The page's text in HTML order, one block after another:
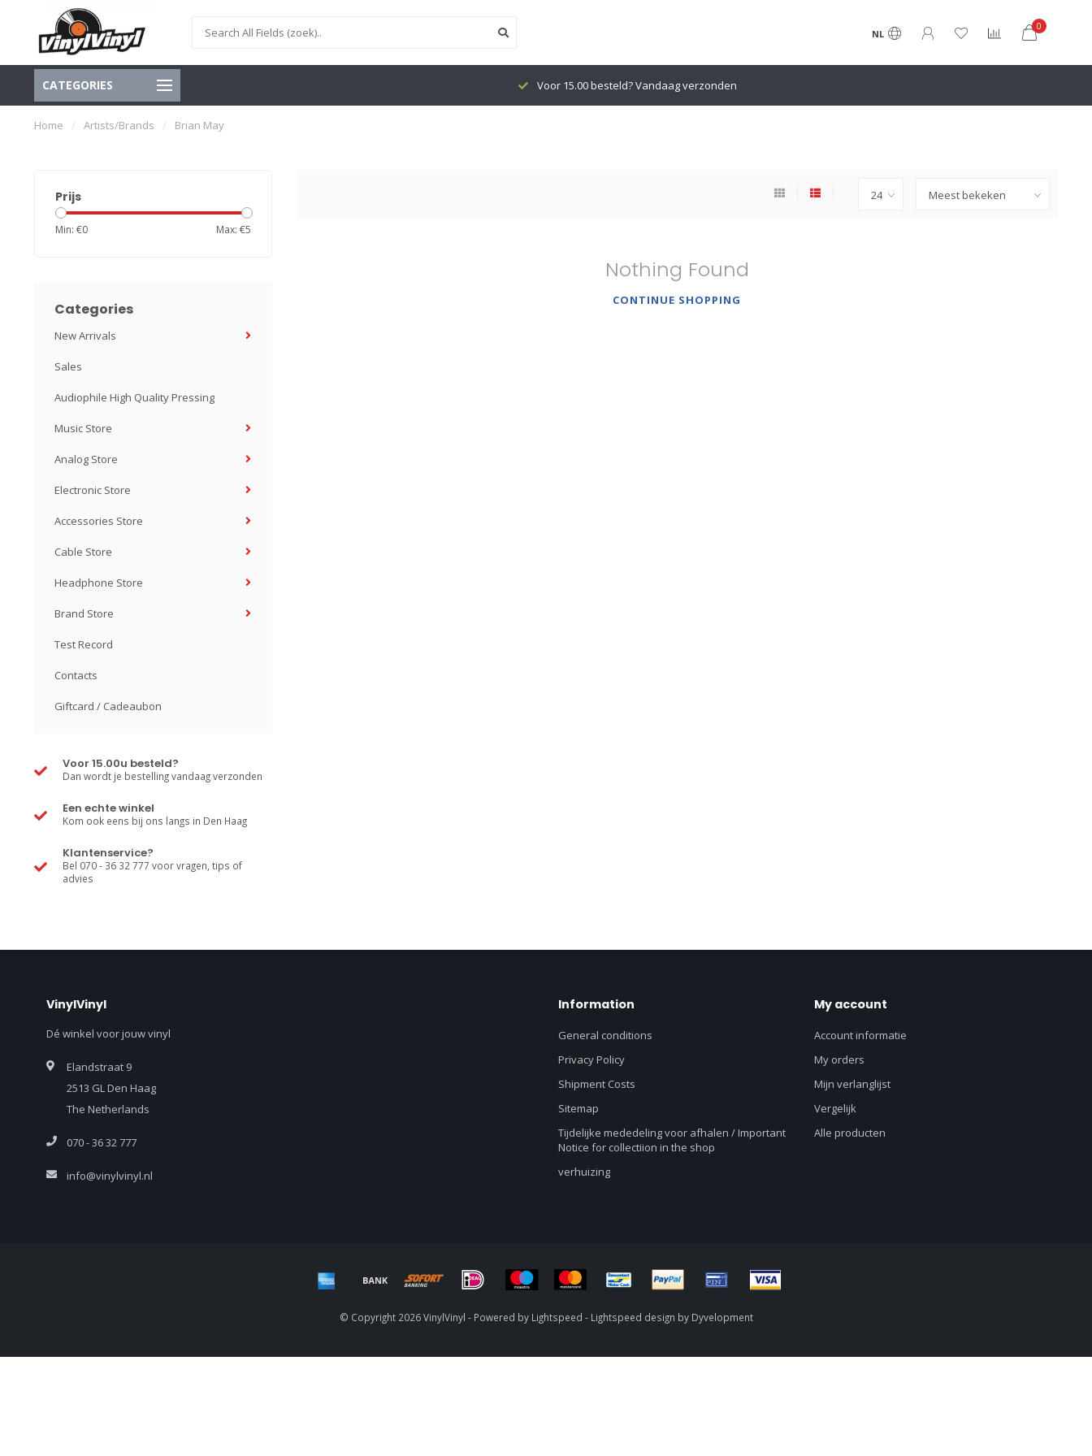
NL
0
CATEGORIES Voor 15.00 besteld? Vandaag verzonden
Home / Artists/Brands / Brian May
Prijs
Min: €0 Max: €5
Categories
New Arrivals
Sales
Audiophile High Quality Pressing
Music Store
Analog Store
Electronic Store
Accessories Store
Cable Store
Headphone Store
Brand Store
Test Record
Contacts
Giftcard / Cadeaubon
Voor 15.00u besteld?
Dan wordt je bestelling vandaag verzonden
Een echte winkel
Kom ook eens bij ons langs in Den Haag
Klantenservice?
Bel 070 - 36 32 777 voor vragen, tips of
advies
Nothing Found
CONTINUE SHOPPING
VinylVinyl
Dé winkel voor jouw vinyl
Elandstraat 9
2513 GL Den Haag
The Netherlands
070 - 36 32 777
info@vinylvinyl.nl
Information
General conditions
Privacy Policy
Shipment Costs
Sitemap
Tijdelijke mededeling voor afhalen / Important
Notice for collectiion in the shop
verhuizing
My account
Account informatie
My orders
Mijn verlanglijst
Vergelijk
Alle producten
© Copyright 2026 VinylVinyl - Powered by Lightspeed - Lightspeed design by Dyvelopment